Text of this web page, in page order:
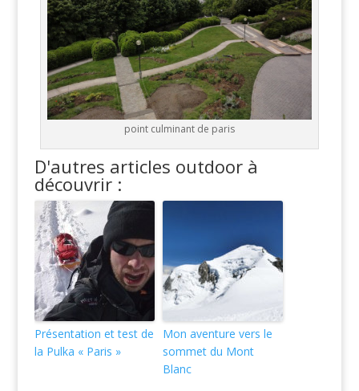
point culminant de paris
D'autres articles outdoor à
découvrir :
Présentation et test de
la Pulka « Paris »
Mon aventure vers le
sommet du Mont
Blanc